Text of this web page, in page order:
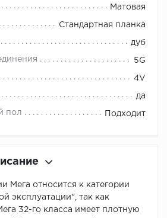
Матовая
Стандартная планка
дуб
5G
4V
да
пол Подходит
Мега относится к категории
эксплуатации", так как
32-го класса имеет плотную